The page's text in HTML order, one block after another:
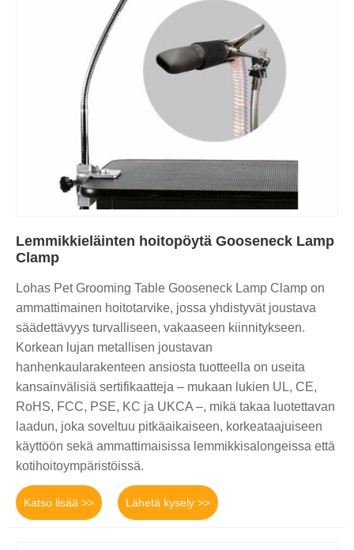
Lemmikkieläinten hoitopöytä Gooseneck Lamp
Clamp
Lohas Pet Grooming Table Gooseneck Lamp Clamp on
ammattimainen hoitotarvike, jossa yhdistyvät joustava
säädettävyys turvalliseen, vakaaseen kiinnitykseen.
Korkean lujan metallisen joustavan
hanhenkaularakenteen ansiosta tuotteella on useita
kansainvälisiä sertifikaatteja – mukaan lukien UL, CE,
RoHS, FCC, PSE, KC ja UKCA –, mikä takaa luotettavan
laadun, joka soveltuu pitkäaikaiseen, korkeataajuiseen
käyttöön sekä ammattimaisissa lemmikkisalongeissa että
kotihoitoympäristöissä.
Katso lisää >> Lähetä kysely >>